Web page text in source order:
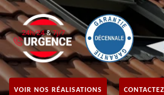
VOIR NOS RÉALISATIONS